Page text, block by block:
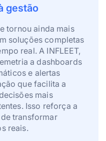
gestão
tornou ainda mais
soluções completas
real. A INFLEET,
a dashboards
e alertas
que facilita a
mais
Isso reforça a
transformar
reais.